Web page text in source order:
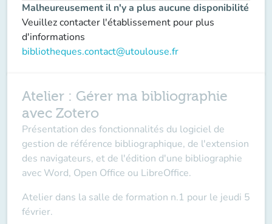
Malheureusement il n'y a plus aucune disponibilité
Veuillez contacter l'établissement pour plus
d'informations
bibliotheques.contact@utoulouse.fr
Atelier : Gérer ma bibliographie
avec Zotero
Présentation des fonctionnalités du logiciel de
gestion de référence bibliographique, de l'extension
des navigateurs, et de l'édition d'une bibliographie
avec Word, Open Office ou LibreOffice.
Atelier dans la salle de formation n.1 pour le jeudi 5
février.